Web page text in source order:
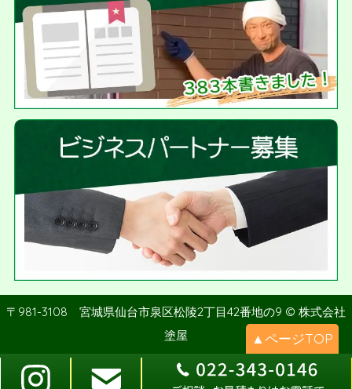
▲ページTOP
〒981-3108 宮城県仙台市泉区松陵2丁目42番地の9 © 株式会社
塗屋